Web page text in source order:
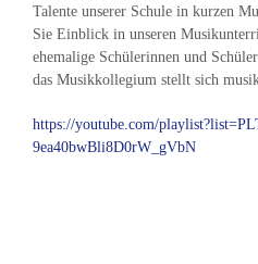
Talente unserer Schule in kurzen
Sie Einblick in unseren
ehemalige Schülerinnen und
das Musikkollegium stellt sich
https://youtube.com/
9ea40bwBli8D0rW_gVbN